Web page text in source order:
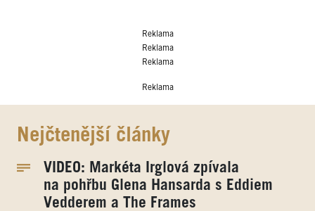
Reklama
Reklama
Reklama
Reklama
Nejčtenější články
VIDEO: Markéta Irglová zpívala
na pohřbu Glena Hansarda s Eddiem
Vedderem a The Frames